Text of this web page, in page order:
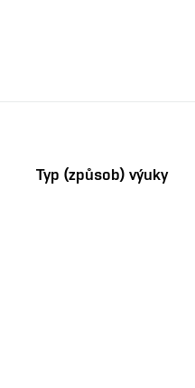
Typ (způsob) výuky